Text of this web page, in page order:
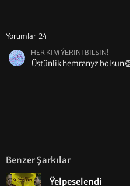
Yorumlar 24
HER KIM ÝERINI BILSIN!
Üstünlik hemranyz
Benzer Şarkılar
Ÿelpeselendi